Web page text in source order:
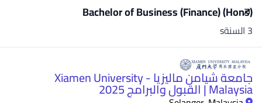
Bachelor of Business (Finance) (Hons)
3 السنةs
جامعة شيامن ماليزيا - Xiamen University
Malaysia | القبول والبرامج 2025